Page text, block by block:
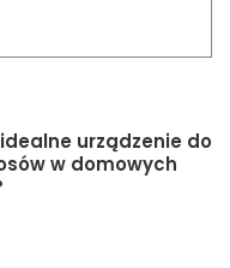
urządzenie do
w domowych